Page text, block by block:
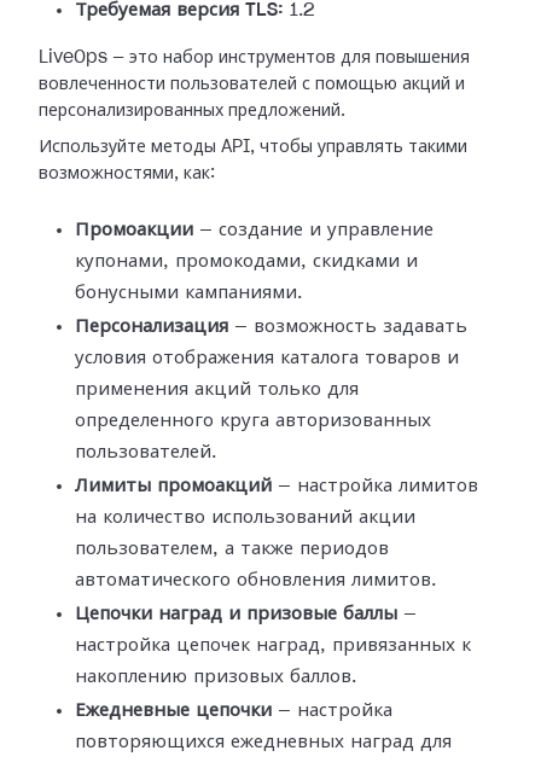
Требуемая версия TLS: 1.2
LiveOps — это набор инструментов для повышения
вовлеченности пользователей с помощью акций и
персонализированных предложений.
Используйте методы API, чтобы управлять такими
возможностями, как:
Промоакции — создание и управление
купонами, промокодами, скидками и
бонусными кампаниями.
Персонализация — возможность задавать
условия отображения каталога товаров и
применения акций только для
определенного круга авторизованных
пользователей.
Лимиты промоакций — настройка лимитов
на количество использований акции
пользователем, а также периодов
автоматического обновления лимитов.
Цепочки наград и призовые баллы —
настройка цепочек наград, привязанных к
накоплению призовых баллов.
Ежедневные цепочки — настройка
повторяющихся ежедневных наград для